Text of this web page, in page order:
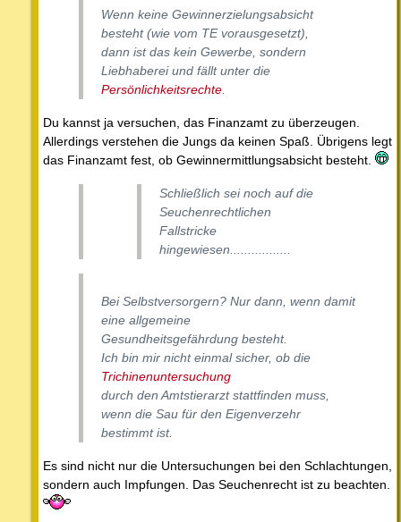
Wenn keine Gewinnerzielungsabsicht
besteht (wie vom TE vorausgesetzt),
dann ist das kein Gewerbe, sondern
Liebhaberei und fällt unter die
Persönlichkeitsrechte
Du kannst ja versuchen, das Finanzamt zu überzeugen.
Allerdings verstehen die Jungs da keinen Spaß. Übrigens legt
das Finanzamt fest, ob Gewinnermittlungsabsicht besteht.
Schließlich sei noch auf die
Seuchenrechtlichen
Fallstricke
hingewiesen.................
Bei Selbstversorgern? Nur dann, wenn damit
eine allgemeine
Gesundheitsgefährdung besteht.
Ich bin mir nicht einmal sicher, ob die
Trichinenuntersuchung
durch den Amtstierarzt stattfinden muss,
wenn die Sau für den Eigenverzehr
bestimmt ist.
Es sind nicht nur die Untersuchungen bei den Schlachtungen,
sondern auch Impfungen. Das Seuchenrecht ist zu beachten.